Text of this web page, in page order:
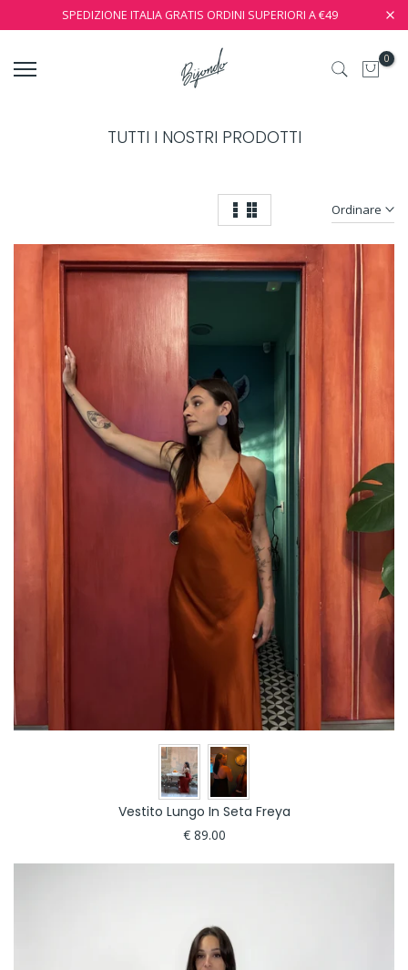
SPEDIZIONE ITALIA GRATIS ORDINI SUPERIORI A €49
0
TUTTI I NOSTRI PRODOTTI
Ordinare
Vestito Lungo In Seta Freya
€ 89.00